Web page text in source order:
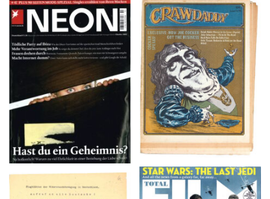
NEON – OKTOBER
2008
Crawdaddy – June/11/72